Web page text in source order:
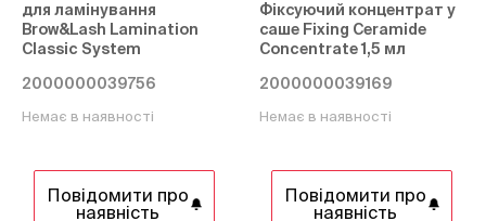
для ламінування
Brow&Lash Lamination
Classic System
2000000039756
Немає в наявності
Повідомити про
наявність
Фіксуючий концентрат у
саше Fixing Ceramide
Concentrate 1,5 мл
2000000039169
Немає в наявності
Повідомити про
наявність